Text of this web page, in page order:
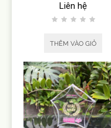
Liên hệ
THÊM VÀO GIỎ